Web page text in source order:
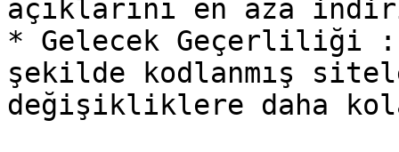
açıklarını en aza
* Gelecek Geçerliliği
şekilde kodlanmış
değişikliklere daha